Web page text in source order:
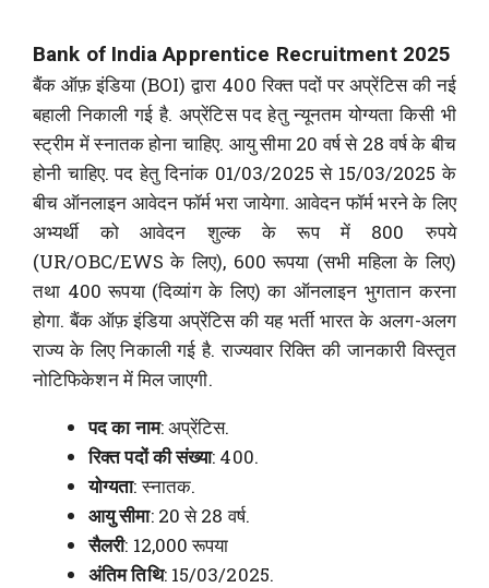
Bank of India Apprentice Recruitment 2025
बैंक ऑफ़ इंडिया (BOI) द्वारा 400 रिक्त पदों पर अप्रेंटिस की नई
बहाली निकाली गई है. अप्रेंटिस पद हेतु न्यूनतम योग्यता किसी भी
स्ट्रीम में स्नातक होना चाहिए. आयु सीमा 20 वर्ष से 28 वर्ष के बीच
होनी चाहिए. पद हेतु दिनांक 01/03/2025 से 15/03/2025 के
बीच ऑनलाइन आवेदन फॉर्म भरा जायेगा. आवेदन फॉर्म भरने के लिए
अभ्यर्थी को आवेदन शुल्क के रूप में 800 रुपये
(UR/OBC/EWS के लिए), 600 रूपया (सभी महिला के लिए)
तथा 400 रूपया (दिव्यांग के लिए) का ऑनलाइन भुगतान करना
होगा. बैंक ऑफ़ इंडिया अप्रेंटिस की यह भर्ती भारत के अलग-अलग
राज्य के लिए निकाली गई है. राज्यवार रिक्ति की जानकारी विस्तृत
नोटिफिकेशन में मिल जाएगी.
पद का नाम: अप्रेंटिस.
रिक्त पदों की संख्या: 400.
योग्यता: स्नातक.
आयु सीमा: 20 से 28 वर्ष.
सैलरी: 12,000 रूपया
अंतिम तिथि: 15/03/2025.